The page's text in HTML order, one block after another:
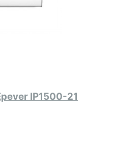
IP1500-21